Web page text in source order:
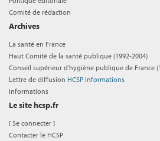
Comité de rédaction
Archives
La santé en France
Haut Comité de la santé publique (1992-2004)
Conseil supérieur d'hygiène publique de France
Lettre de diffusion HCSP Informations
Informations
Le site hcsp.fr
[Se connecter ]
Contacter le HCSP